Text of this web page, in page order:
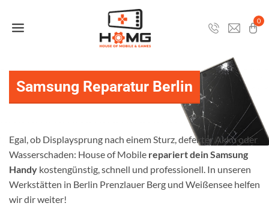
Inhalt
0
Samsung Reparatur Berlin
Egal, ob Displaysprung nach einem Sturz, defekter Akku oder
Wasserschaden: House of Mobile repariert dein Samsung
Handy kostengünstig, schnell und professionell. In unseren
Werkstätten in Berlin Prenzlauer Berg und Weißensee helfen
wir dir weiter!